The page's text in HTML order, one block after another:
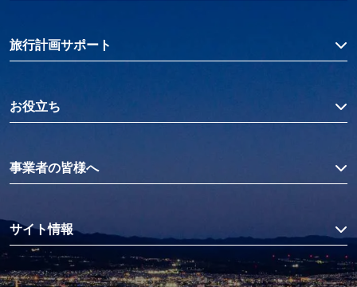
旅行計画サポート
お役立ち
事業者の皆様へ
サイト情報